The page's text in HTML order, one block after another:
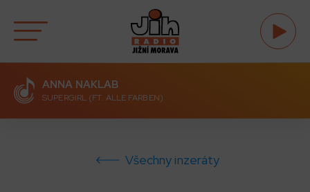
ANNA NAKLAB
SUPERGIRL (FT. ALLE FARBEN)
Všechny inzeráty